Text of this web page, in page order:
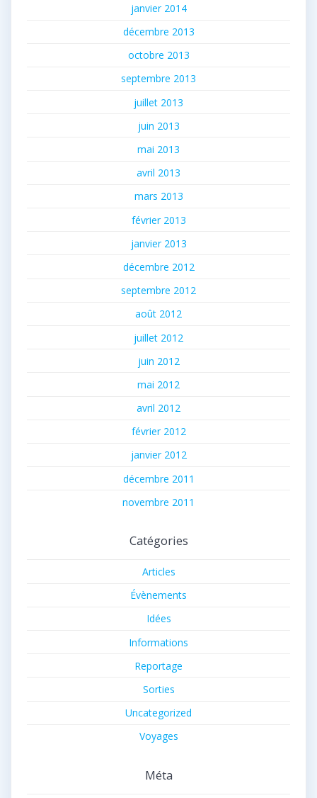
janvier 2014
décembre 2013
octobre 2013
septembre 2013
juillet 2013
juin 2013
mai 2013
avril 2013
mars 2013
février 2013
janvier 2013
décembre 2012
septembre 2012
août 2012
juillet 2012
juin 2012
mai 2012
avril 2012
février 2012
janvier 2012
décembre 2011
novembre 2011
Catégories
Articles
Évènements
Idées
Informations
Reportage
Sorties
Uncategorized
Voyages
Méta